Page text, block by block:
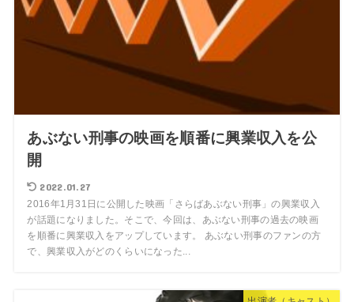
あぶない刑事の映画を順番に興業収入を公
開
2022.01.27
2016年1月31日に公開した映画「さらばあぶない刑事」の興業収入
が話題になりました。そこで、今回は、あぶない刑事の過去の映画
を順番に興業収入をアップしています。 あぶない刑事のファンの方
で、興業収入がどのくらいになった...